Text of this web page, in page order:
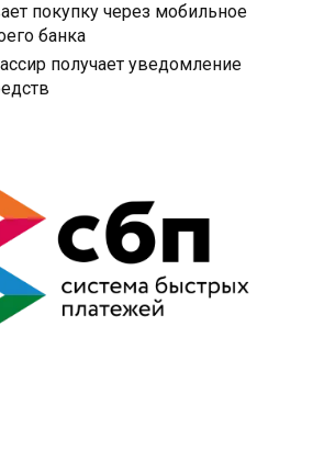
покупку через мобильное
банка
получает уведомление